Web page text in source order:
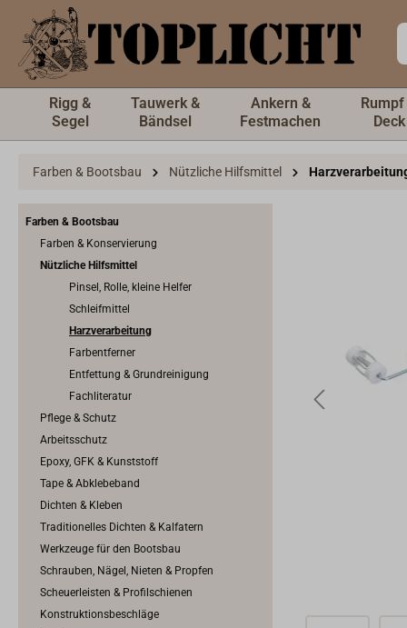
springen
Rigg &
Segel
Tauwerk &
Bändsel
Ankern &
Festmachen
Rumpf
Deck
Farben & Bootsbau Nützliche Hilfsmittel
Farben & Bootsbau
Farben & Konservierung
Nützliche Hilfsmittel
Pinsel, Rolle, kleine Helfer
Schleifmittel
Harzverarbeitung
Farbentferner
Entfettung & Grundreinigung
Fachliteratur
Pflege & Schutz
Arbeitsschutz
Epoxy, GFK & Kunststoff
Tape & Abklebeband
Dichten & Kleben
Traditionelles Dichten & Kalfatern
Werkzeuge für den Bootsbau
Schrauben, Nägel, Nieten & Propfen
Scheuerleisten & Profilschienen
Konstruktionsbeschläge